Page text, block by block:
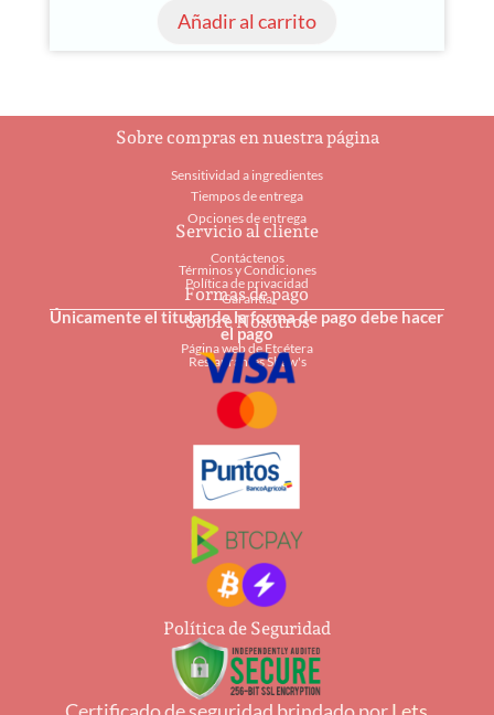
Añadir al carrito
Sobre compras en nuestra página
Sensitividad a ingredientes
Tiempos de entrega
Opciones de entrega
Servicio al cliente
Contáctenos
Términos y Condiciones
Política de privacidad
Garantía
Sobre Nosotros
Página web de Etcétera
Restaurantes Shaw's
Formas de pago
Únicamente el titular de la forma de pago debe hacer
el pago
Política de Seguridad